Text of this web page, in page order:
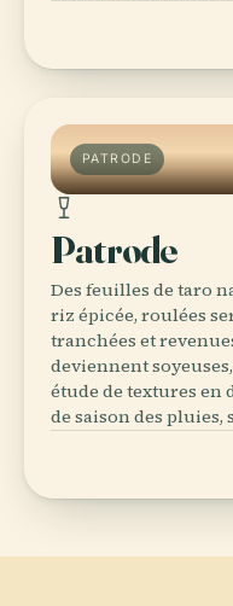
PATRODE
Patrode
Des feuilles de taro
riz épicée, roulées
tranchées et
deviennent
étude de textures en
de saison des